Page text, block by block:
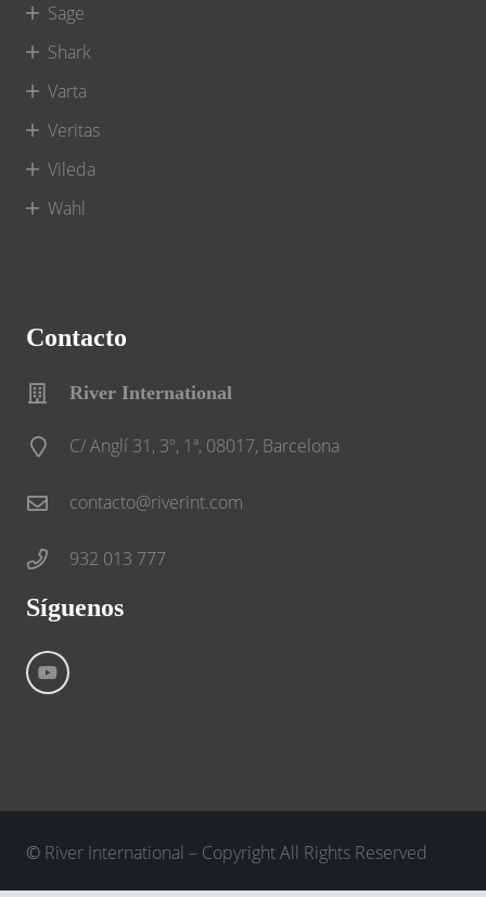
Sage
Shark
Varta
Veritas
Vileda
Wahl
Contacto
River International
C/ Anglí 31, 3º, 1ª, 08017, Barcelona
contacto@riverint.com
932 013 777
Síguenos
© River International – Copyright All Rights Reserved